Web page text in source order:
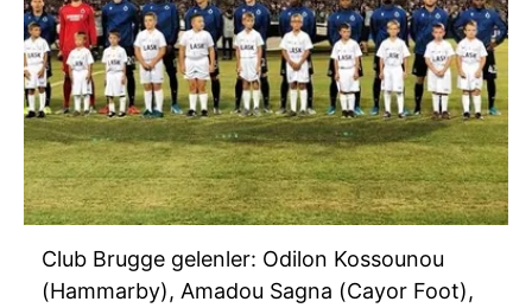
Club Brugge gelenler: Odilon Kossounou
(Hammarby), Amadou Sagna (Cayor Foot),